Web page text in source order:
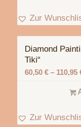
Zur
Diamond
Tiki“
60,50 €– 110,95
Zur